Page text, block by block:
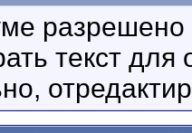
разрешено
текст для